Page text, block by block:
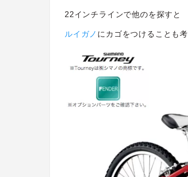
22インチラインで他のを探すと
ルイガノ にカゴをつけることも